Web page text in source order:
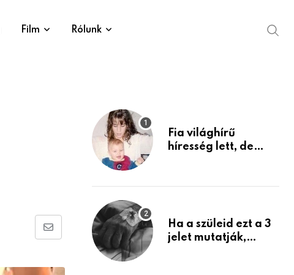
Film Rólunk
Share
Email
Fia világhírű
híresség lett, de
mint azt el tudnád
Ha a szüleid ezt a 3
jelet mutatják,